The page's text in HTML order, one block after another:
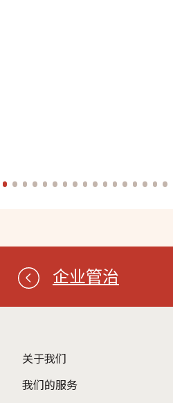
企业管治
关于我们
我们的服务